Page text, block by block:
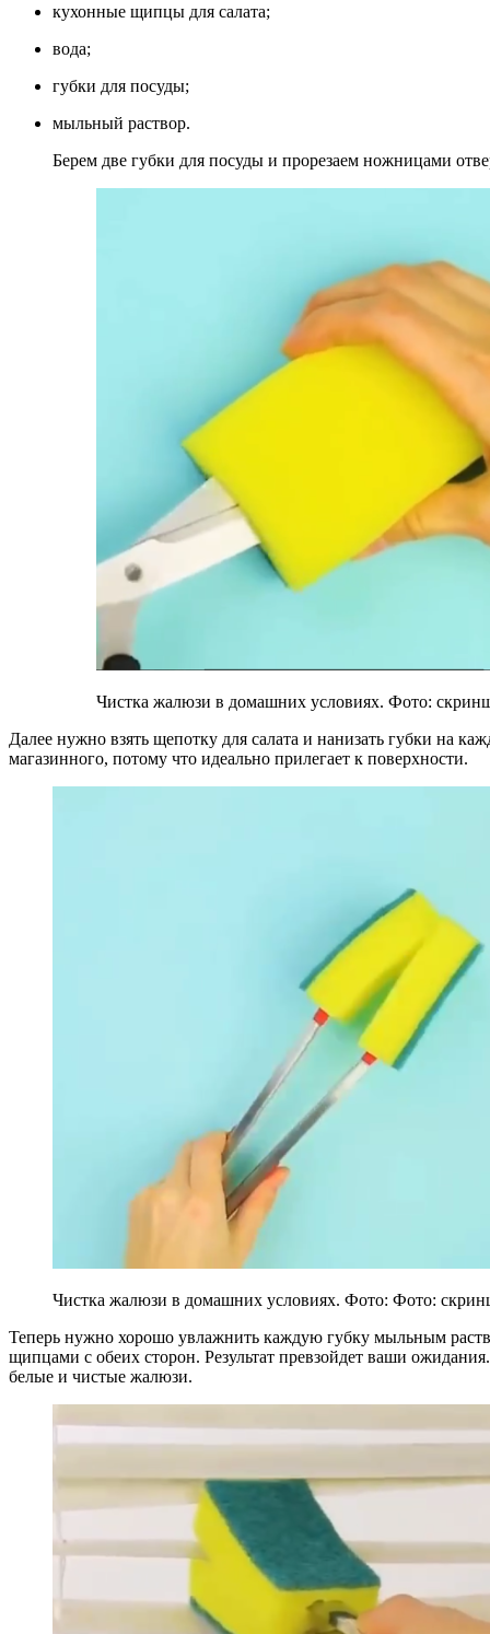
кухонные щипцы для салата;
вода;
губки для посуды;
мыльный раствор.
Берем две губки для посуды и прорезаем ножницами
Чистка жалюзи в домашних условиях. Фото:
Далее нужно взять щепотку для салата и нанизать губки на
магазинного, потому что идеально прилегает к поверхности.
Чистка жалюзи в домашних условиях. Фото: Фото:
Теперь нужно хорошо увлажнить каждую губку мыльным
щипцами с обеих сторон. Результат превзойдет ваши
белые и чистые жалюзи.